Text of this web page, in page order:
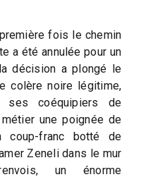
fois le chemin
a été annulée pour un
décision a plongé le
colère noire légitime,
ses coéquipiers de
une poignée de
coup-franc botté de
Zeneli dans le mur
un énorme